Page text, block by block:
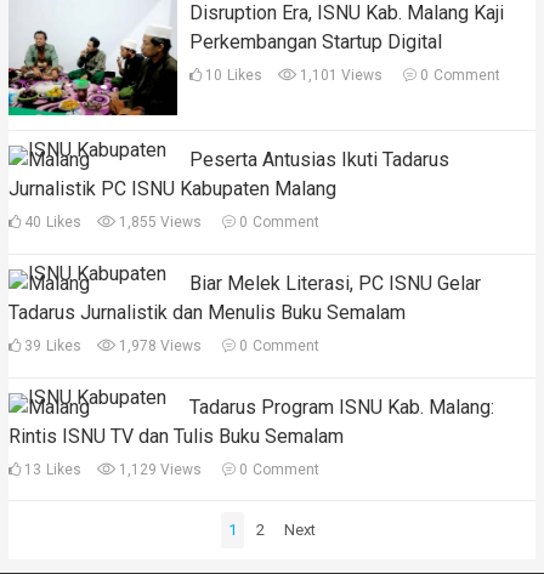
Disruption Era, ISNU Kab. Malang Kaji
Perkembangan Startup Digital
10 Likes 1,101 Views 0 Comment
Peserta Antusias Ikuti Tadarus
Jurnalistik PC ISNU Kabupaten Malang
40 Likes 1,855 Views 0 Comment
Biar Melek Literasi, PC ISNU Gelar
Tadarus Jurnalistik dan Menulis Buku Semalam
39 Likes 1,978 Views 0 Comment
Tadarus Program ISNU Kab. Malang:
Rintis ISNU TV dan Tulis Buku Semalam
13 Likes 1,129 Views 0 Comment
1 2 Next